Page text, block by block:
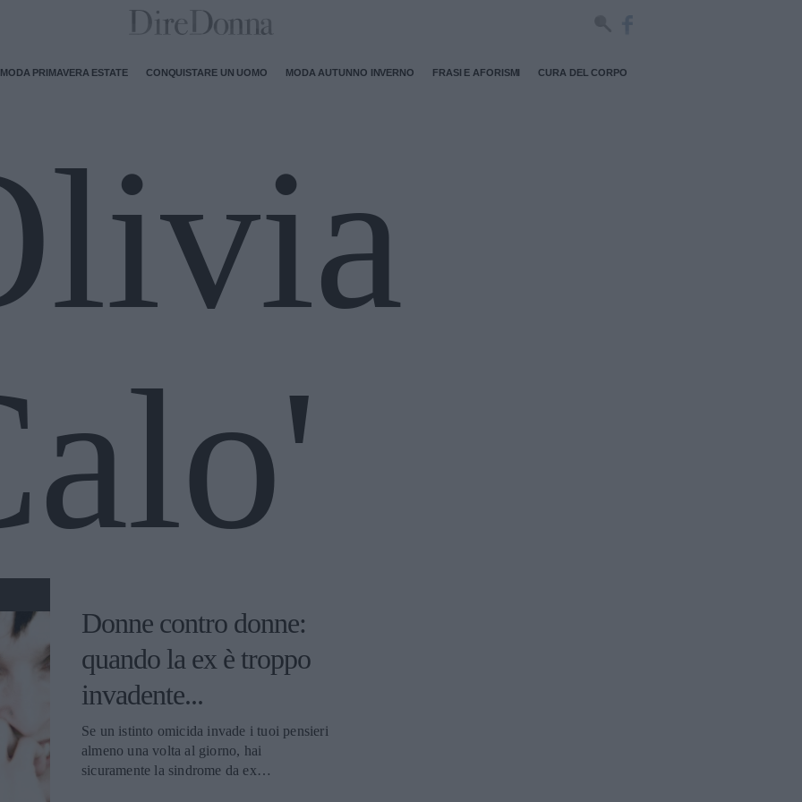
MODA PRIMAVERA ESTATE CONQUISTARE UN UOMO MODA AUTUNNO INVERNO FRASI E AFORISMI CURA DEL CORPO
Donne contro donne:
quando la ex è troppo
invadente...
Se un istinto omicida invade i tuoi pensieri
almeno una volta al giorno, hai
sicuramente la sindrome da ex